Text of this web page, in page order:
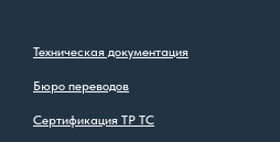
Техническая документация
Бюро переводов
Сертификация ТР ТС